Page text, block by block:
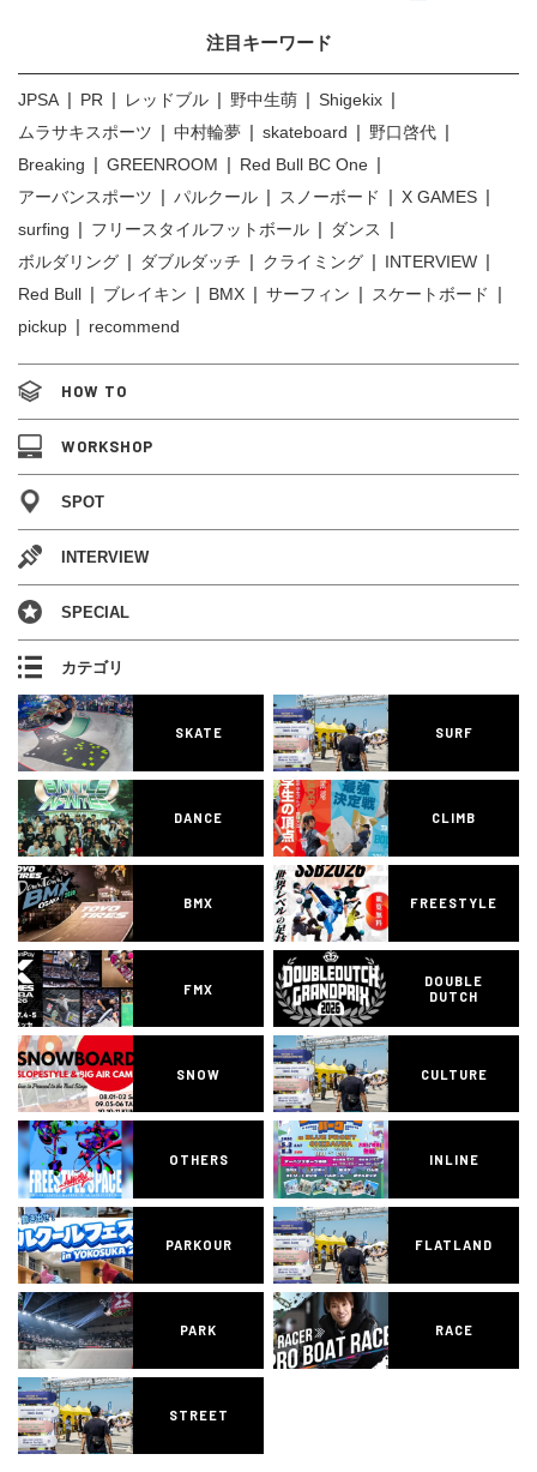
注目キーワード
JPSA PR レッドブル 野中生萌
Shigekix
ムラサキスポーツ
中村輪夢 skateboard
野口啓代
Breaking
GREENROOM
Red Bull BC One
アーバンスポーツ
パルクール スノーボード
X GAMES
surfing
フリースタイルフットボール
ダンス
ボルダリング
ダブルダッチ クライミング
INTERVIEW
Red Bull
ブレイキン BMX サーフィン
スケートボード
pickup
recommend
HOW TO
WORKSHOP
SPOT
INTERVIEW
SPECIAL
カテゴリ
SKATE SURF
DANCE CLIMB
BMX FREESTYLE
FMX
DOUBLE
DUTCH
SNOW CULTURE
OTHERS INLINE
PARKOUR FLATLAND
PARK RACE
STREET